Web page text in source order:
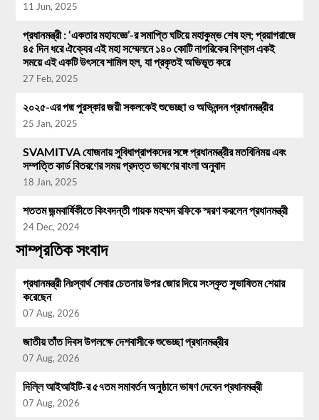
11 Jun, 2025
প্রধানমন্ত্রী : ‘একতার মহাযজ্ঞে’-র সমাপ্তি ঘটিয়ে মহাকুম্ভ শেষ হল; প্রয়াগরাজে
৪৫ দিন ধরে ঐক্যের এই মহা সম্মেলনে ১৪০ কোটি নাগরিকের বিশ্বাস একই
সময়ে এই একটি উৎসবে শামিল হল, যা প্রকৃতই অভিভূত করে
27 Feb, 2025
২০২৫-এর পদ্ম পুরস্কার জয়ী সকলকেই শুভেচ্ছা ও অভিনন্দন প্রধানমন্ত্রীর
25 Jan, 2025
SVAMITVA যোজনায় সুবিধাপ্রাপকদের সঙ্গে প্রধানমন্ত্রীর মতবিনিময় এবং
সম্পত্তি কার্ড বিতরণের সময় প্রদত্ত ভাষণের বাংলা অনুবাদ
18 Jan, 2025
শততম জন্মবার্ষিকীতে কিংবদন্তী গায়ক মহম্মদ রফিকে স্মরণ করলেন প্রধানমন্ত্রী
24 Dec, 2024
সাম্প্রতিক সংবাদ
প্রধানমন্ত্রী নিঃস্বার্থ সেবার চেতনার উপর জোর দিয়ে সংস্কৃত সুভাষিতম শেয়ার
করেছেন
07 Aug, 2026
জাতীয় তাঁত দিবস উপলক্ষে দেশবাসীকে শুভেচ্ছা প্রধানমন্ত্রীর
07 Aug, 2026
দিল্লি আইআইটি-র ৫৭তম সমাবর্তন অনুষ্ঠানে ভাষণ দেবেন প্রধানমন্ত্রী
07 Aug, 2026